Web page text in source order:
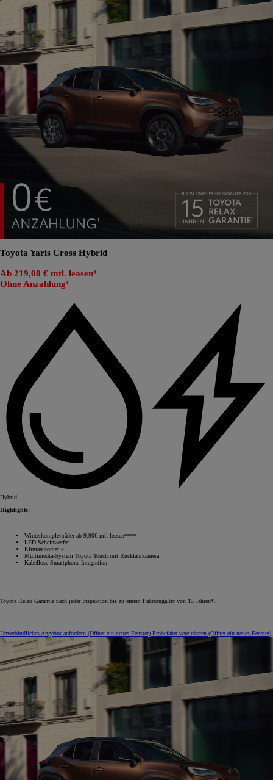
Toyota Yaris Cross Hybrid
Ab 219,00 € mtl. leasen⁴
Ohne Anzahlung¹
Hybrid
Highlights:
Winterkompletträder ab 9,90€ mtl leasen****
LED-Scheinwerfer
Klimaautomatik
Multimedia-System Toyota Touch mit Rückfahrkamera
Kabellose Smartphone-Integration
Toyota Relax Garantie nach jeder Inspektion bis zu einem Fahrzeugalter von 15 Jahren*.
Unverbindliches Angebot anfordern (Öffnet ein neues Fenster) Probefahrt vereinbaren (Öffnet ein neues Fenster)